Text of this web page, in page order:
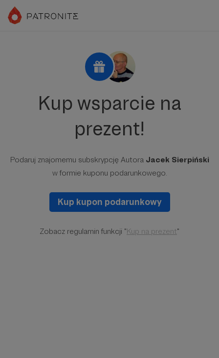
Kup wsparcie na
prezent!
Podaruj znajomemu subskrypcję Autora Jacek Sierpiński
w formie kuponu podarunkowego.
Kup kupon podarunkowy
Zobacz regulamin funkcji "Kup na prezent"